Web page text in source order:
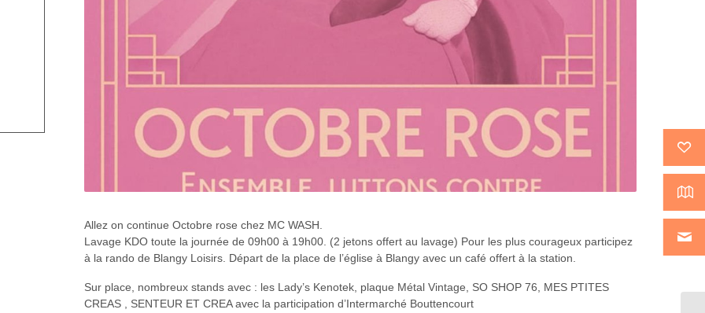
Allez on continue Octobre rose chez MC WASH.
Lavage KDO toute la journée de 09h00 à 19h00. (2 jetons offert au lavage) Pour les plus courageux participez
à la rando de Blangy Loisirs. Départ de la place de l’église à Blangy avec un café offert à la station.
Sur place, nombreux stands avec : les Lady’s Kenotek, plaque Métal Vintage, SO SHOP 76, MES PTITES
CREAS , SENTEUR ET CREA avec la participation d’Intermarché Bouttencourt